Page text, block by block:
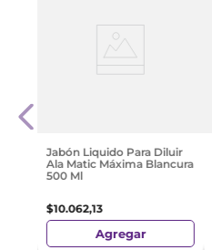
Jabón Liquido Para Diluir
Ala Matic Máxima Blancura
500 Ml
$10.062,13
Agregar